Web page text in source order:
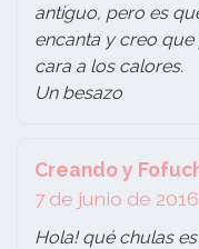
antiguo, pero es
encanta y creo
cara a los calores.
Un besazo
Creando y
7 de junio de 2016
Hola! qué chulas